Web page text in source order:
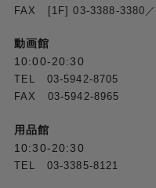
FAX [1F] 03-3388-3380
動画館
10:00-20:30
TEL 03-5942-8705
FAX 03-5942-8965
用品館
10:30-20:30
TEL 03-3385-8121